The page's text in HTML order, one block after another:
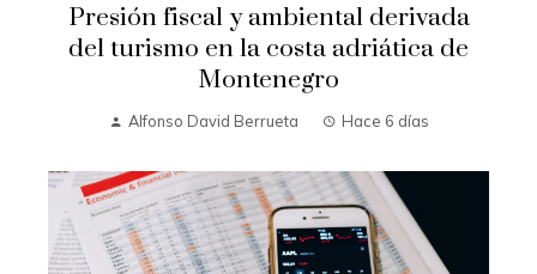
Presión fiscal y ambiental derivada
del turismo en la costa adriática de
Montenegro
Alfonso David Berrueta Hace 6 días